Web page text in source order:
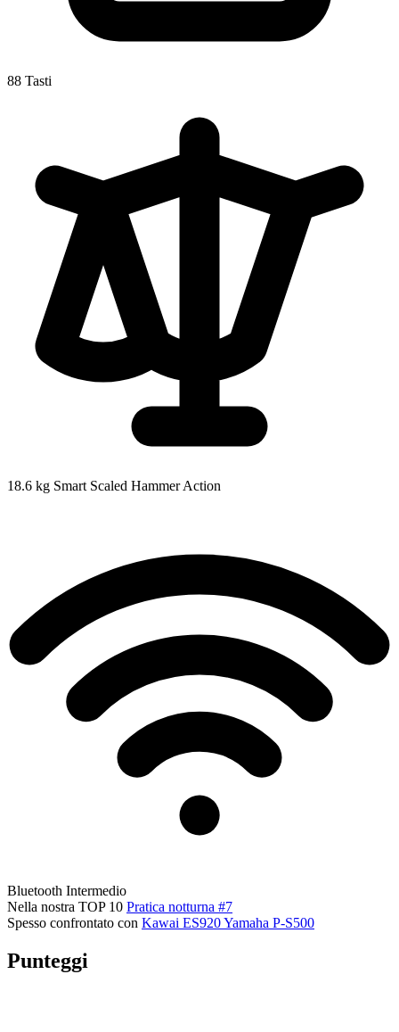
88 Tasti
18.6 kg Smart Scaled Hammer Action
Bluetooth Intermedio
Nella nostra TOP 10 Pratica notturna #7
Spesso confrontato con Kawai ES920Yamaha P-S500
Punteggi